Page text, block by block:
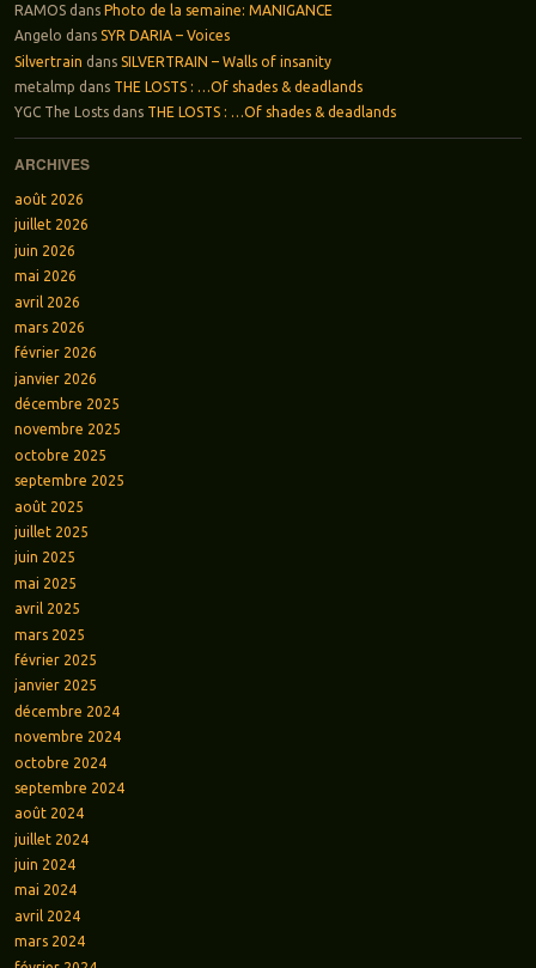
RAMOSdans Photo de la semaine: MANIGANCE
Angelo dans SYR DARIA – Voices
Silvertrain dans SILVERTRAIN – Walls of insanity
metalmp dans THE LOSTS : …Of shades & deadlands
YGC The Lostsdans THE LOSTS : …Of shades & deadlands
ARCHIVES
août 2026
juillet 2026
juin 2026
mai 2026
avril 2026
mars 2026
février 2026
janvier 2026
décembre 2025
novembre 2025
octobre 2025
septembre 2025
août 2025
juillet 2025
juin 2025
mai 2025
avril 2025
mars 2025
février 2025
janvier 2025
décembre 2024
novembre 2024
octobre 2024
septembre 2024
août 2024
juillet 2024
juin 2024
mai 2024
avril 2024
mars 2024